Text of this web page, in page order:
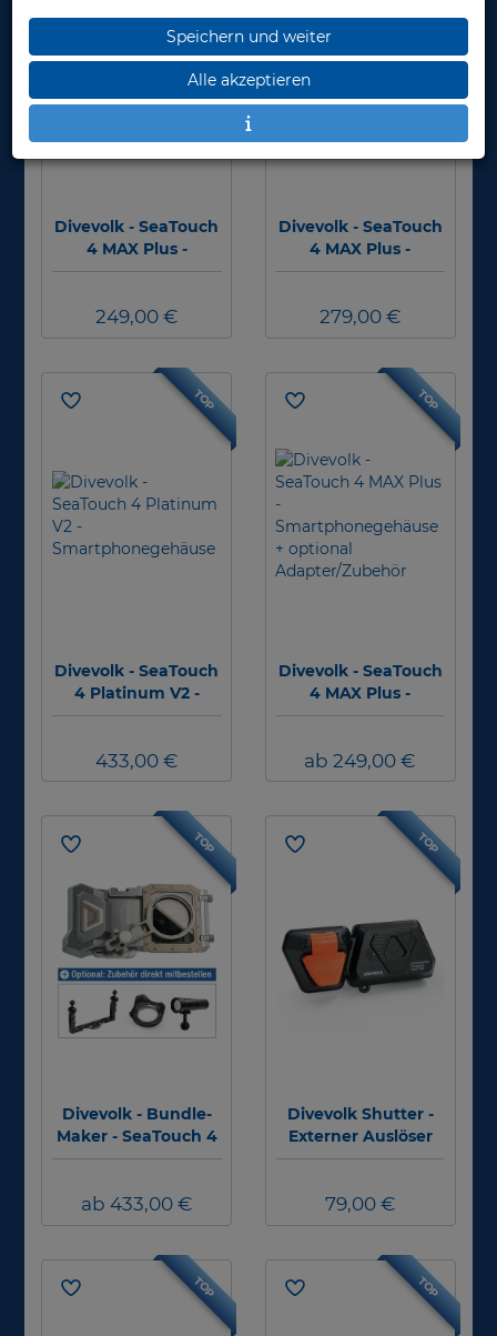
Divevolk - SeaTouch
4 MAX Plus -
Smartphonegehäus
249,00 €
Divevolk - SeaTouch
4 MAX Plus -
Smartphonegehäus
279,00 €
TOP
Divevolk - SeaTouch
4 Platinum V2 -
Smartphonegehäus
433,00 €
TOP
Divevolk - SeaTouch
4 MAX Plus -
Smartphonegehäus
Adapter/Zubehör
ab 249,00 €
TOP
Divevolk - Bundle-
Maker - SeaTouch 4
MAX Platinum -
e
ab 433,00 €
TOP
Divevolk Shutter -
Externer Auslöser
für Unterwasser
79,00 €
TOP TOP
Speichern und weiter
Alle akzeptieren